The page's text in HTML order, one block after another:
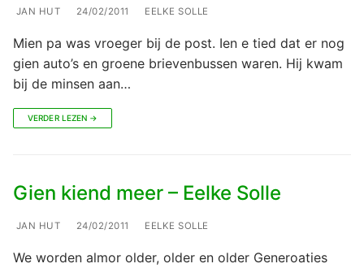
JAN HUT 24/02/2011 EELKE SOLLE
Mien pa was vroeger bij de post. Ien e tied dat er nog
gien auto’s en groene brievenbussen waren. Hij kwam
bij de minsen aan…
VERDER LEZEN →
Gien kiend meer – Eelke Solle
JAN HUT 24/02/2011 EELKE SOLLE
We worden almor older, older en older Generoaties